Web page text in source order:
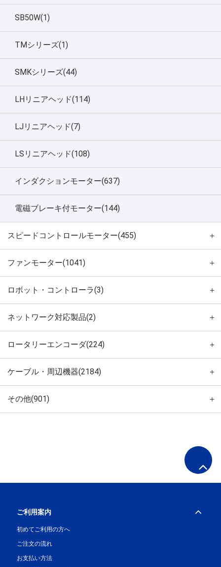
SB50W(1)
TMシリーズ(1)
SMKシリーズ(44)
LHリニアヘッド(114)
LJリニアヘッド(7)
LSリニアヘッド(108)
インダクションモーター(637)
電磁ブレーキ付モーター(144)
スピードコントロールモーター(455) ＋
ファンモーター(1041) ＋
ロボット・コントローラ(3) ＋
ネットワーク対応製品(2) ＋
ロータリーエンコーダ(224) ＋
ケーブル・周辺機器(2184) ＋
その他(901) ＋
ご利用案内
初めてご利用の方へ
ご注文の流れ
お支払い方法